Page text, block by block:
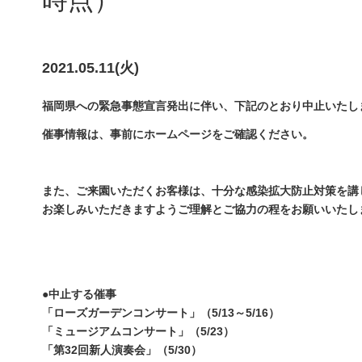
2021.05.11(火)
福岡県への緊急事態宣言発出に伴い、下記のとおり中止いたし
催事情報は、事前にホームページをご確認ください。
また、ご来園いただくお客様は、十分な感染拡大防止対策を
お楽しみいただきますようご理解とご協力の程をお願いいたし
●中止する催事
「ローズガーデンコンサート」（5/13～5/16）
「ミュージアムコンサート」（5/23）
「第32回新人演奏会」（5/30）